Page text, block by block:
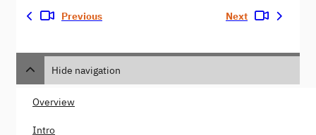
Previous Next
Hide navigation
Overview
Intro